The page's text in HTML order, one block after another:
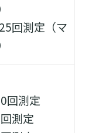
回測定（マ
回測定
測定